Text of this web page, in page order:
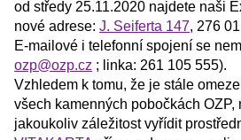
od středy 25.11.2020 najdete naši
nové adrese: J. Seiferta 147, 276
E-mailové i telefonní spojení se
ozp@ozp.cz ; linka: 261 105 555).
Vzhledem k tomu, že je stále
všech kamenných pobočkách OZP,
jakoukoliv záležitost vyřídit